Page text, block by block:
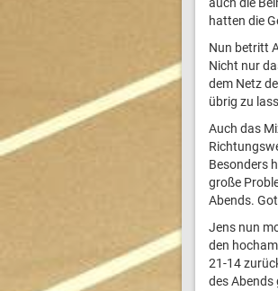
hatten die
Nun betritt
Nicht nur
dem Netz
übrig zu
Auch das
Besonders
große
Abends.
Jens nun
den
21-14
des